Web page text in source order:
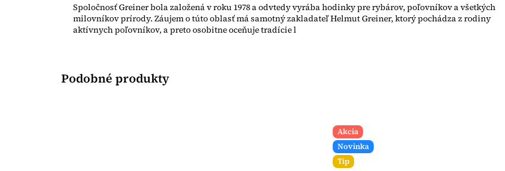
Spoločnosť Greiner bola založená v roku 1978 a odvtedy vyrába hodinky pre rybárov, poľovníkov a všetkých
milovníkov prírody. Záujem o túto oblasť má samotný zakladateľ Helmut Greiner, ktorý pochádza z rodiny
aktívnych poľovníkov, a preto osobitne oceňuje tradície l
Akcia
Novinka
Tip